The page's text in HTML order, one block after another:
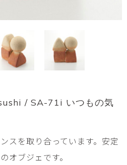
/ SA-71i いつもの気
スを取り合っています。安定
オブジェです。